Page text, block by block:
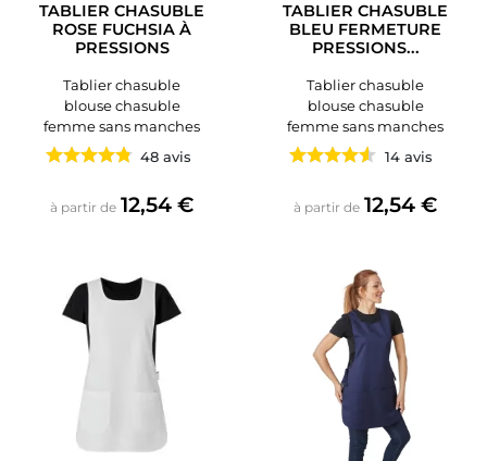
TABLIER CHASUBLE
ROSE FUCHSIA À
PRESSIONS
Tablier chasuble
blouse chasuble
femme sans manches
48 avis
à partir de Prix
12,54 €
TABLIER CHASUBLE
BLEU FERMETURE
PRESSIONS...
Tablier chasuble
blouse chasuble
femme sans manches
14 avis
à partir de Prix
12,54 €